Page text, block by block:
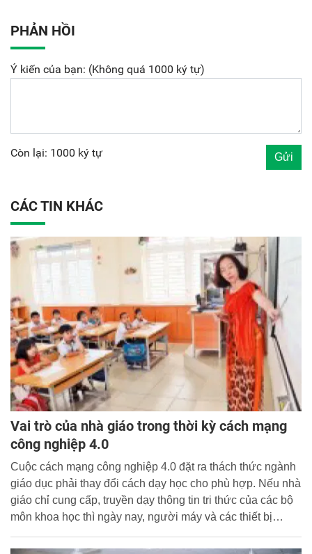
PHẢN HỒI
Ý kiến của bạn: (Không quá 1000 ký tự)
Còn lại: 1000 ký tự
CÁC TIN KHÁC
Vai trò của nhà giáo trong thời kỳ cách mạng
công nghiệp 4.0
Cuộc cách mạng công nghiệp 4.0 đặt ra thách thức ngành
giáo dục phải thay đổi cách dạy học cho phù hợp. Nếu nhà
giáo chỉ cung cấp, truyền dạy thông tin tri thức của các bộ
môn khoa học thì ngày nay, người máy và các thiết bị